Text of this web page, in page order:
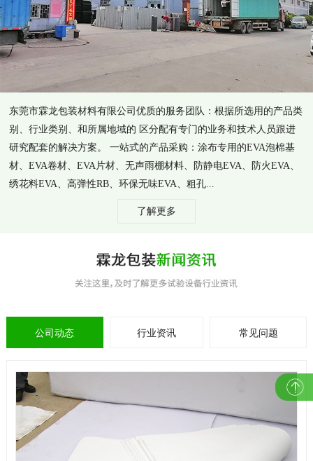
东莞市霖龙包装材料有限公司优质的服务团队：根据所选用的产品类
别、行业类别、和所属地域的 区分配有专门的业务和技术人员跟进
研究配套的解决方案。 一站式的产品采购：涂布专用的EVA泡棉基
材、EVA卷材、EVA片材、无声雨棚材料、防静电EVA、防火EVA、
绣花料EVA、高弹性RB、环保无味EVA、粗孔...
了解更多
公司动态 行业资讯 常见问题